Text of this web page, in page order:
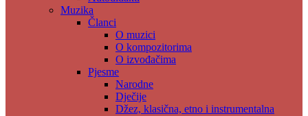
Muzika
Članci
O muzici
O kompozitorima
O izvođačima
Pjesme
Narodne
Dječije
Džez, klasična, etno i instrumentalna